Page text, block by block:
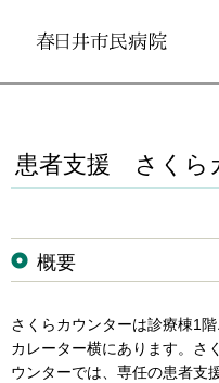
患者支援 さくら
概要
さくらカウンターは診療棟1階
カレーター横にあります。さ
ウンターでは、専任の患者支